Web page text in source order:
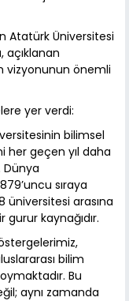
Atatürk Üniversitesi
açıklanan
vizyonunun önemli
yer verdi:
bilimsel
her geçen yıl daha
Dünya
sıraya
üniversitesi arasına
kaynağıdır.
bilim
Bu
aynı zamanda